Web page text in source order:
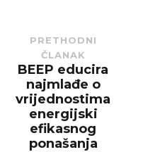
PRETHODNI
ČLANAK
Previous
BEEP educira
najmlađe o
vrijednostima
energijski
efikasnog
ponašanja